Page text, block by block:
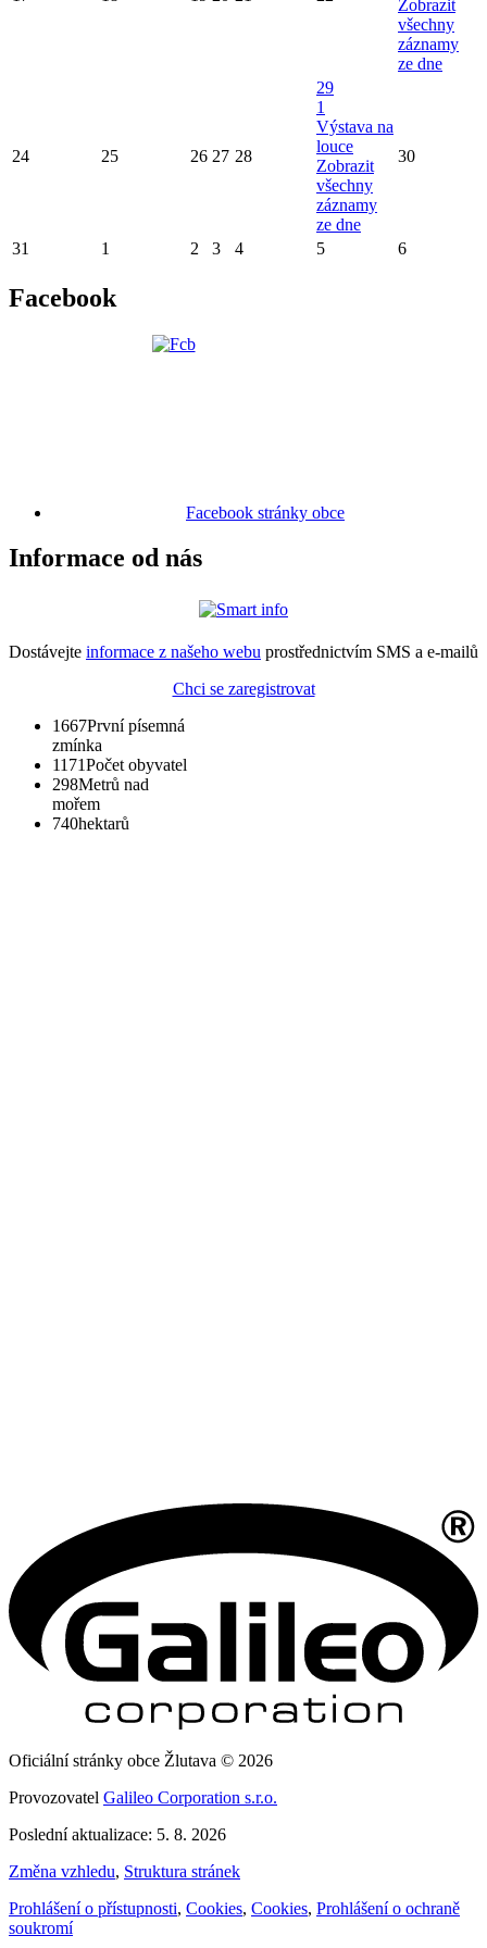
Zobrazit
všechny
záznamy
ze dne
24 25 26 27 28
29
1
Výstava na
louce
Zobrazit
všechny
záznamy
ze dne
30
31 1 2 3 4 5 6
Facebook
Facebook stránky obce
Informace od nás
Dostávejte informace z našeho webu prostřednictvím SMS a e-mailů
Chci se zaregistrovat
1667První písemná
zmínka
1171Počet obyvatel
298Metrů nad
mořem
740hektarů
Oficiální stránky obce Žlutava © 2026
Provozovatel Galileo Corporation s.r.o.
Poslední aktualizace: 5. 8. 2026
Změna vzhledu, Struktura stránek
Prohlášení o přístupnosti, Cookies, Cookies, Prohlášení o ochraně
soukromí